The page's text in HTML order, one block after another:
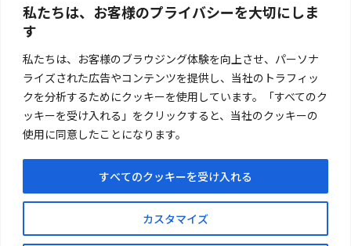
私たちは、お客様のプライバシーを大切にしま
す
私たちは、お客様のブラウジング体験を向上させ、パーソナ
ライズされた広告やコンテンツを提供し、当社のトラフィッ
クを分析するためにクッキーを使用しています。「すべてのク
ッキーを受け入れる」をクリックすると、当社のクッキーの
使用に同意したことになります。
カスタマイズ
すべてのクッキーを受け入れる
お問い合わせ
プライバシーポリシー